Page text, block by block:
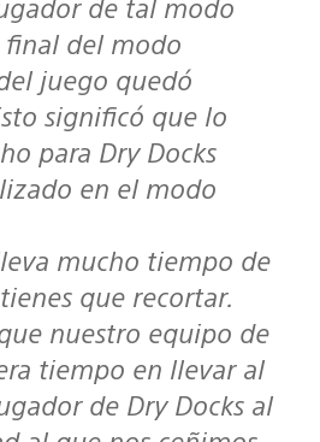
del modo
juego quedó
significó que lo
para Dry Docks
en el modo
mucho tiempo de
que recortar.
nuestro equipo de
tiempo en llevar al
de Dry Docks al